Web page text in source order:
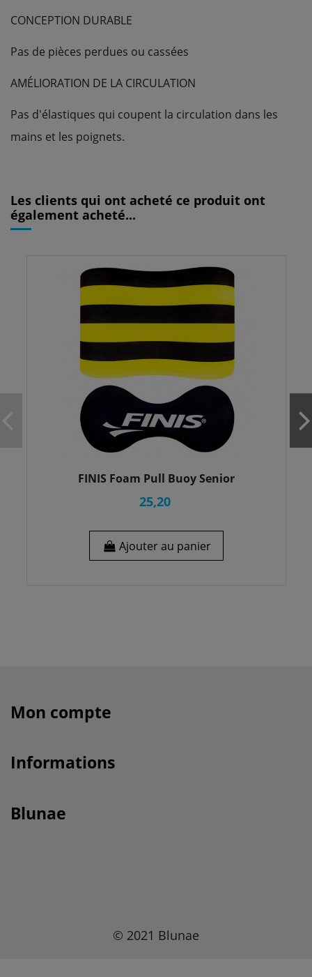
CONCEPTION DURABLE
Pas de pièces perdues ou cassées
AMÉLIORATION DE LA CIRCULATION
Pas d'élastiques qui coupent la circulation dans les
mains et les poignets.
Les clients qui ont acheté ce produit ont
également acheté...
FINIS Foam Pull Buoy Senior
25,20
Ajouter au panier
Mon compte
Informations
Blunae
© 2021 Blunae